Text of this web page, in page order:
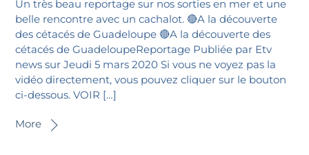
Un très beau reportage sur nos sorties en mer et une
belle rencontre avec un cachalot. 🔴A la découverte
des cétacés de Guadeloupe 🔴A la découverte des
cétacés de GuadeloupeReportage Publiée par Etv
news sur Jeudi 5 mars 2020 Si vous ne voyez pas la
vidéo directement, vous pouvez cliquer sur le bouton
ci-dessous. VOIR […]
More